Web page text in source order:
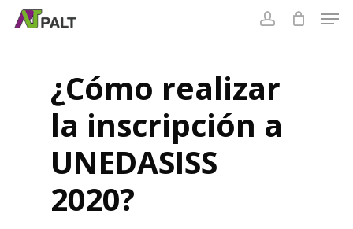
Skip
¿Cómo realizar
la inscripción a
UNEDASISS
2020?